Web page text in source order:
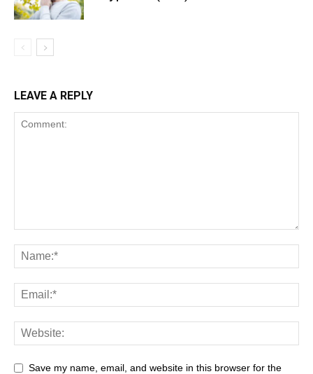
LEAVE A REPLY
Save my name, email, and website in this browser for the